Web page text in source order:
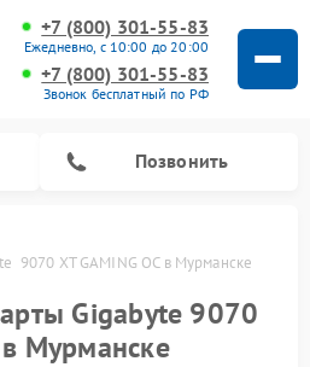
+7 (800) 301-55-83
Ежедневно, с 10:00 до 20:00
+7 (800) 301-55-83
Звонок бесплатный по РФ
Позвонить
9070 XT GAMING OC в Мурманске
Gigabyte 9070
в Мурманске